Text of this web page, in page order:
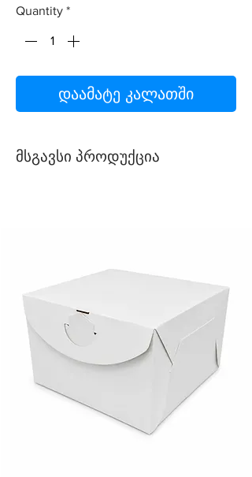
Quantity *
დაამატე კალათში
მსგავსი პროდუქცია